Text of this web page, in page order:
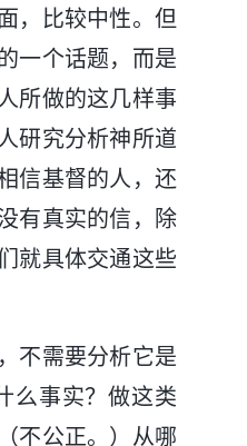
，比较中性。但
一个话题，而是
所做的这几样事
研究分析神所道
信基督的人，还
有真实的信，除
就具体交通这些
不需要分析它是
么事实？做这类
不公正。）从哪